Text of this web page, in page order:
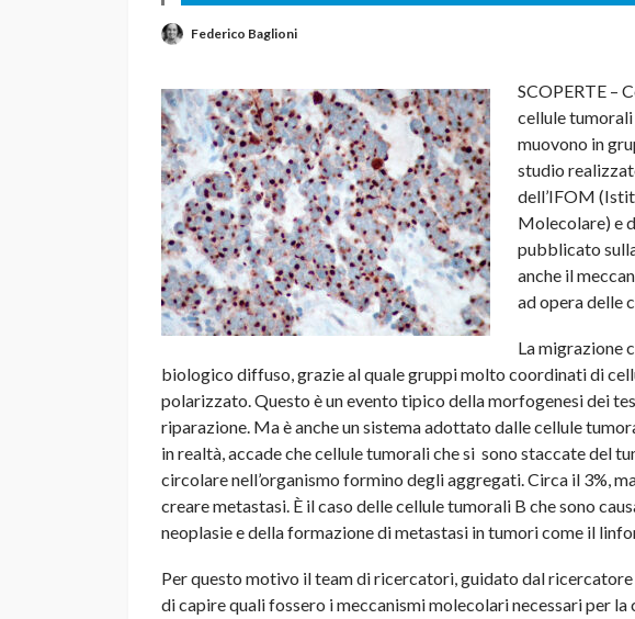
Federico Baglioni
SCOPERTE –
cellule
muovono in
studio
dell’IFOM
Molecolare) e
pubblicato
anche il
ad opera delle
La migrazione
biologico diffuso, grazie al quale gruppi molto coordinati di
polarizzato. Questo è un evento tipico della morfogenesi dei
riparazione. Ma è anche un sistema adottato dalle cellule
in realtà, accade che cellule tumorali che si sono staccate del
circolare nell’organismo formino degli aggregati. Circa il 3%,
creare metastasi. È il caso delle cellule tumorali B che sono
neoplasie e della formazione di metastasi in tumori come il
Per questo motivo il team di ricercatori, guidato dal
di capire quali fossero i meccanismi molecolari necessari per